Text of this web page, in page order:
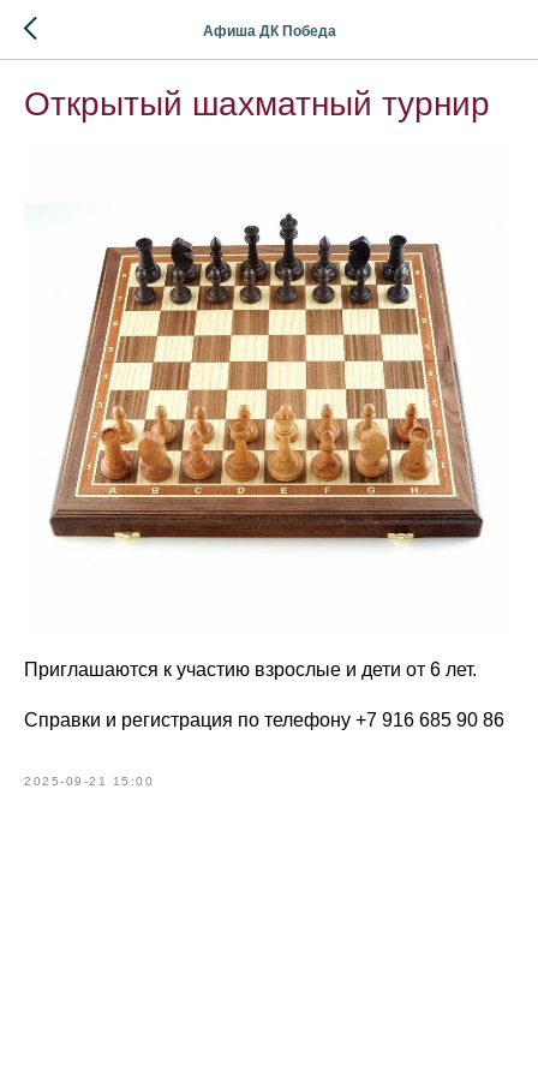
Афиша ДК Победа
Открытый шахматный турнир
Приглашаются к участию взрослые и дети от 6 лет.
Справки и регистрация по телефону +7 916 685 90 86
2025-09-21 15:00